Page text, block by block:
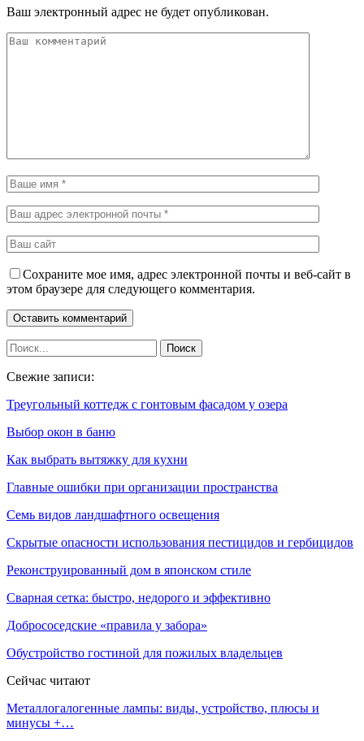
Ваш электронный адрес не будет опубликован.
Сохраните мое имя, адрес электронной почты и веб-сайт в
этом браузере для следующего комментария.
Свежие записи:
Треугольный коттедж с гонтовым фасадом у озера
Выбор окон в баню
Как выбрать вытяжку для кухни
Главные ошибки при организации пространства
Семь видов ландшафтного освещения
Скрытые опасности использования пестицидов и гербицидов
Реконструированный дом в японском стиле
Сварная сетка: быстро, недорого и эффективно
Добрососедские «правила у забора»
Обустройство гостиной для пожилых владельцев
Сейчас читают
Металлогалогенные лампы: виды, устройство, плюсы и
минусы +…